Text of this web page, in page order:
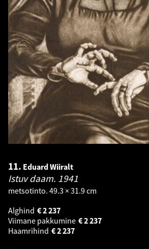
11. Eduard Wiiralt
Istuv daam. 1941
metsotinto. 49.3 × 31.9 cm
Alghind
2 237
€
Viimane pakkumine
2 237
€
Haamrihind
2 237
€